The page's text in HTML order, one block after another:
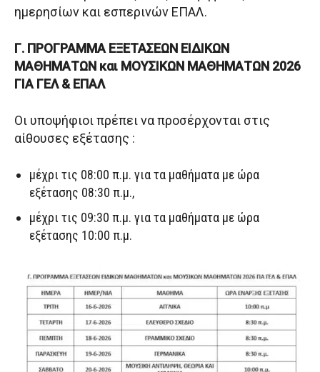
ημερησίων και εσπερινών ΕΠΑΛ.
Γ. ΠΡΟΓΡΑΜΜΑ ΕΞΕΤΑΣΕΩΝ ΕΙΔΙΚΩΝ
ΜΑΘΗΜΑΤΩΝ και ΜΟΥΣΙΚΩΝ ΜΑΘΗΜΑΤΩΝ 2026
ΓΙΑ ΓΕΛ & ΕΠΑΛ
Οι υποψήφιοι πρέπει να προσέρχονται στις
αίθουσες εξέτασης :
μέχρι τις 08:00 π.μ. για τα μαθήματα με ώρα
εξέτασης 08:30 π.μ.,
μέχρι τις 09:30 π.μ. για τα μαθήματα με ώρα
εξέτασης 10:00 π.μ.